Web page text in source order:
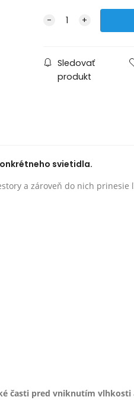
Sledovať
produkt
svietidla.
a zároveň do nich
časti pred vniknutím vlhkosti